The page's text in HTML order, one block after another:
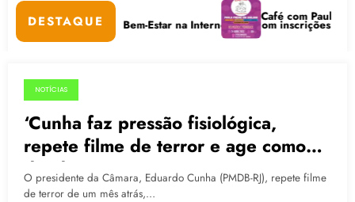
DESTAQUE
Digitais e Bem-Estar na Internet está com inscrições abertas
Café com Paulo Freire
02.07.2015
NOTÍCIAS
‘Cunha faz pressão fisiológica,
repete filme de terror e age como
ditador’
O presidente da Câmara, Eduardo Cunha (PMDB-RJ), repete filme
de terror de um mês atrás,…